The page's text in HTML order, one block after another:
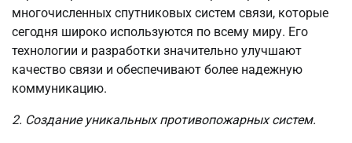
многочисленных спутниковых систем связи, которые
сегодня широко используются по всему миру. Его
технологии и разработки значительно улучшают
качество связи и обеспечивают более надежную
коммуникацию.
2. Создание уникальных противопожарных систем.